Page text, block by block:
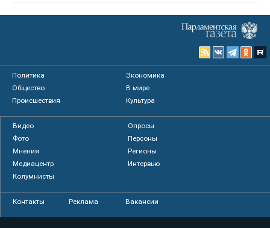
Политика
Экономика
Общество
В мире
Происшествия
Культура
Видео
Опросы
Фото
Персоны
Мнения
Регионы
Медиацентр
Интервью
Колумнисты
Контакты Реклама Вакансии